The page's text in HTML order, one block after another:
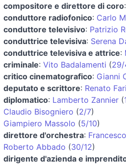
compositore e direttore di coro:
conduttore radiofonico: Carlo
conduttore televisivo: Patrizio
conduttrice televisiva: Serena
conduttrice televisiva e attrice:
criminale: Vito Badalamenti (
critico cinematografico: Gianni
deputato e scrittore: Renato
diplomatico: Lamberto Zannier (
Claudio Bisogniero (2/7)
Giampiero Massolo (5/10)
direttore d'orchestra:
Roberto Abbado (30/12)
dirigente d'azienda e